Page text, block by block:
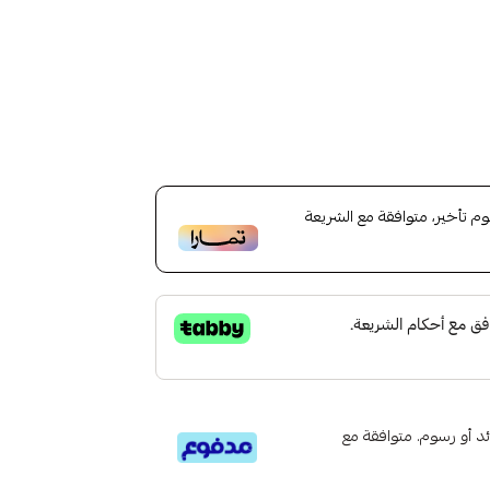
متوافقة مع الشريعة
6 دفعات، بدون فوائد أو رسوم. متوافقة مع